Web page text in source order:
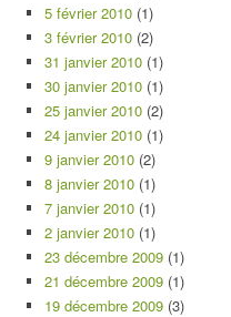
5 février 2010 (1)
3 février 2010 (2)
31 janvier 2010 (1)
30 janvier 2010 (1)
25 janvier 2010 (2)
24 janvier 2010 (1)
9 janvier 2010 (2)
8 janvier 2010 (1)
7 janvier 2010 (1)
2 janvier 2010 (1)
23 décembre 2009 (1)
21 décembre 2009 (1)
19 décembre 2009 (3)